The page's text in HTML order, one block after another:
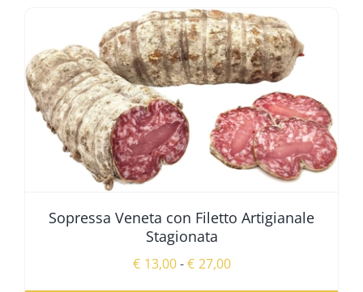
Sopressa Veneta con Filetto Artigianale
Stagionata
€ 13,00 - € 27,00Fascia